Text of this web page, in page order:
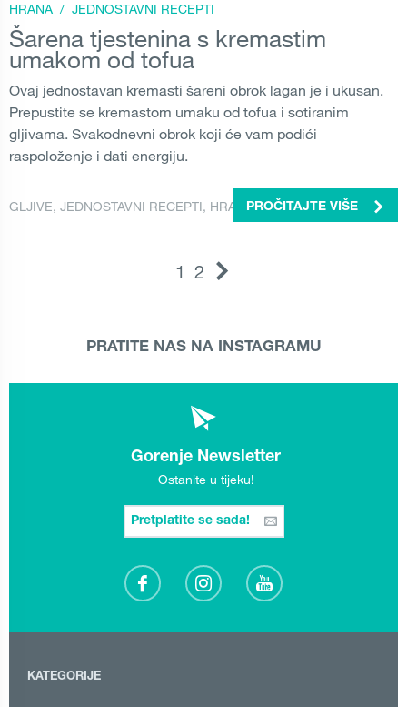
HRANA / JEDNOSTAVNI RECEPTI
Šarena tjestenina s kremastim
umakom od tofua
Ovaj jednostavan kremasti šareni obrok lagan je i ukusan.
Prepustite se kremastom umaku od tofua i sotiranim
gljivama. Svakodnevni obrok koji će vam podići
raspoloženje i dati energiju.
GLJIVE, JEDNOSTAVNI RECEPTI, HRANAPROČITAJTE VIŠE
1 2
PRATITE NAS NA INSTAGRAMU
Gorenje Newsletter
Ostanite u tijeku!
Pretplatite se sada!
KATEGORIJE